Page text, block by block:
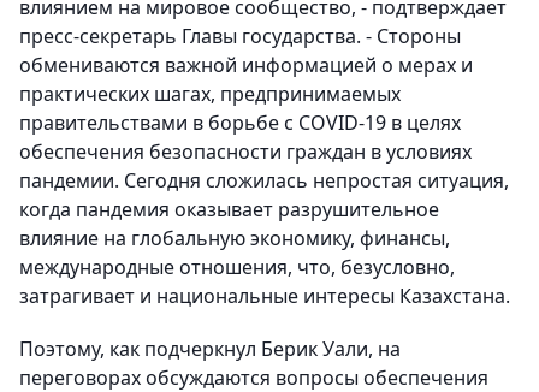
влиянием на мировое сообщество, - подтверждает
пресс-секретарь Главы государства. - Стороны
обмениваются важной информацией о мерах и
практических шагах, предпринимаемых
правительствами в борьбе с COVID-19 в целях
обеспечения безопасности граждан в условиях
пандемии. Сегодня сложилась непростая ситуация,
когда пандемия оказывает разрушительное
влияние на глобальную экономику, финансы,
международные отношения, что, безусловно,
затрагивает и национальные интересы Казахстана.
Поэтому, как подчеркнул Берик Уали, на
переговорах обсуждаются вопросы обеспечения